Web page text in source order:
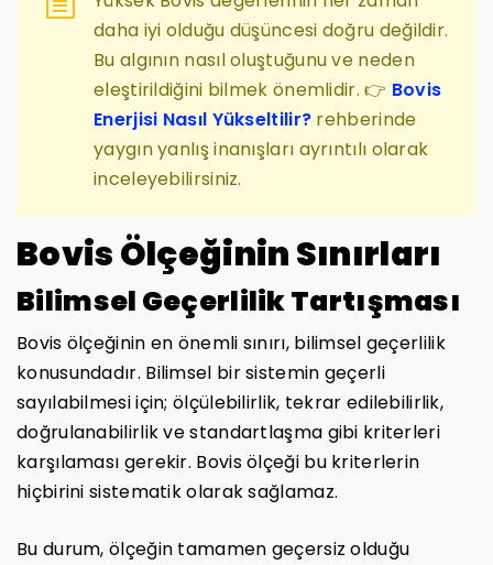
daha iyi olduğu düşüncesi doğru değildir.
Bu algının nasıl oluştuğunu ve neden
eleştirildiğini bilmek önemlidir. 👉 Bovis
Enerjisi Nasıl Yükseltilir? rehberinde
yaygın yanlış inanışları ayrıntılı olarak
inceleyebilirsiniz.
Bovis Ölçeğinin Sınırları
Bilimsel Geçerlilik Tartışması
Bovis ölçeğinin en önemli sınırı, bilimsel geçerlilik
konusundadır. Bilimsel bir sistemin geçerli
sayılabilmesi için; ölçülebilirlik, tekrar edilebilirlik,
doğrulanabilirlik ve standartlaşma gibi kriterleri
karşılaması gerekir. Bovis ölçeği bu kriterlerin
hiçbirini sistematik olarak sağlamaz.
Bu durum, ölçeğin tamamen geçersiz olduğu